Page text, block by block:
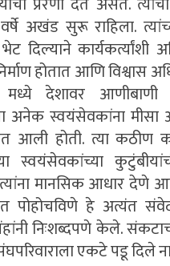
अखंड सुरू राहिला.
दिल्याने कार्यकर्त्यांशी
होतात आणि विश्वास
देशावर आणीबाणी
अनेक स्वयंसेवकांना
आली होती. त्या कठीण
स्वयंसेवकांच्या
मानसिक आधार देणे
पोहोचविणे हे अत्यंत
निःशब्दपणे केले.
एकटे पडू दिले